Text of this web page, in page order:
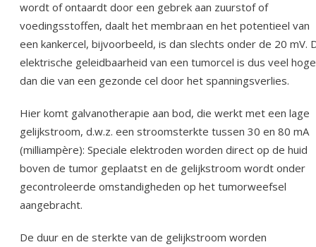
wordt of ontaardt door een gebrek aan zuurstof of
voedingsstoffen, daalt het membraan en het potentieel van
een kankercel, bijvoorbeeld, is dan slechts onder de 20 mV.
elektrische geleidbaarheid van een tumorcel is dus veel
dan die van een gezonde cel door het spanningsverlies.
Hier komt galvanotherapie aan bod, die werkt met een lage
gelijkstroom, d.w.z. een stroomsterkte tussen 30 en 80 mA
(milliampère): Speciale elektroden worden direct op de huid
boven de tumor geplaatst en de gelijkstroom wordt onder
gecontroleerde omstandigheden op het tumorweefsel
aangebracht.
De duur en de sterkte van de gelijkstroom worden